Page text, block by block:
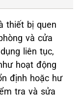
thiết bị quen
và cửa
liên tục,
hoạt động
định hoặc hư
tra và sửa